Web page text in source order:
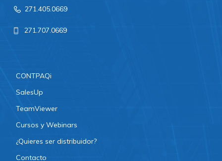
271.405.0669
271.707.0669
CONTPAQi
SalesUp
TeamViewer
Cursos y Webinars
¿Quieres ser distribuidor?
Contacto